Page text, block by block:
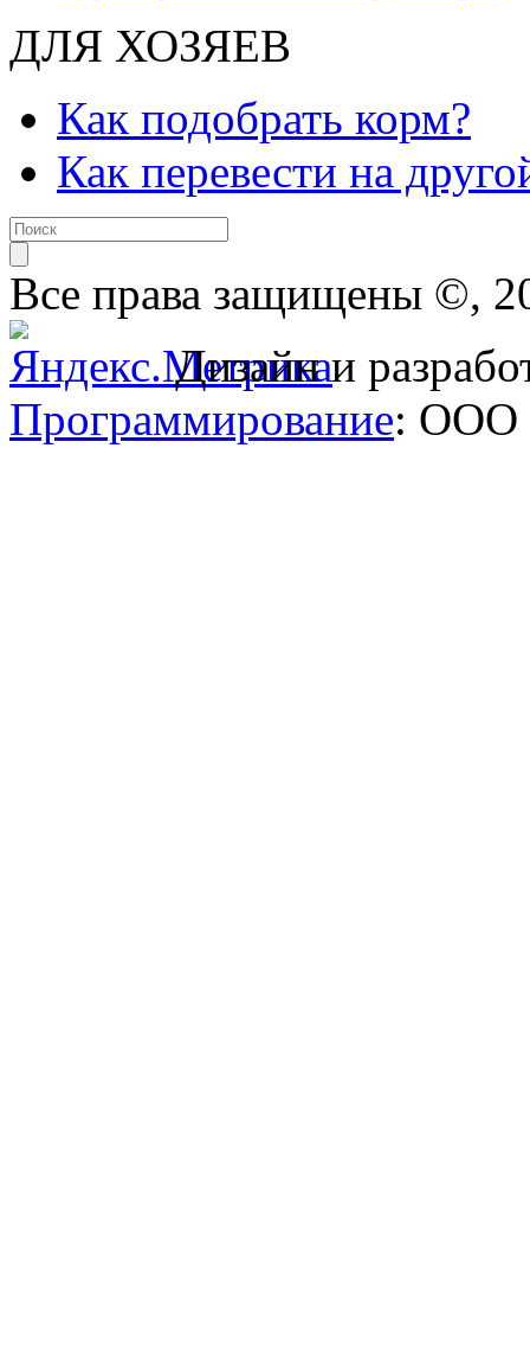
ДЛЯ ХОЗЯЕВ
Как подобрать корм?
Как перевести на
Все права защищены ©,
Дизайн и
Программирование: ООО